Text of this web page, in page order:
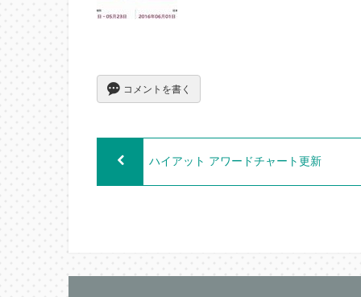
コメントを書く
ハイアット アワードチャート更新